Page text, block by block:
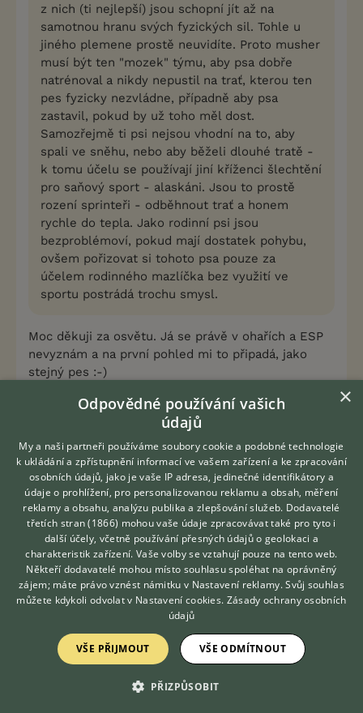
z nich (ti nejlepší) jsou schopní jít až na
samotnou hranu svých fyzických sil. Tohle u
jiného plemene prostě neuvidíte. Proto musher
musí být ten "mozek" týmu, aby psa dobře
natrénoval a nikdy nepustil na trať, kterou ten
pes fyzicky nezvládne, případně aby psa
zastavil, pokud by už toho měl dost.
Samozřejmě ti psi nejsou vhodní na to, aby
spali ve sněhu, nebo aby běželi dlouhé tratě -
k tomu účelu se používají jiní kříženci šlechtění
pro saňový sport - alaskáni. Jsou to prostě
rození sprinteři - odběhnout trať a honem
rychle do tepla. Jako rodinní psi jsou
bezproblémoví, pokud mají dostatek pohybu,
ovšem pořizovat si tohoto psa pouze za
účelem rodinného mazlíčka bez využití ve
sportu postrádá trochu smysl.
Moc děkuji za osvětu. Já se právě v ohařích a ESP
nevyznám a na první pohled mi to připadá, jako
stejný pes :-)
jsou schopní jít až na samotnou hranu svých
fyzických sil. Tohle u jiného plemene prostě
neuvidíte.- tak tohle si myslím mají i jiná plemena,
v různých sportech a tak. Mám doma xAST a jak jde
o peška nebo střapec, tak by radši umřel, než aby
to dobrovolně nechal. Taky to musím korigovat já -
když jsme třeba na zahradě a nechám mu tam
zavěšeného peška tak se od něho nehne. Bude ho
rvát a rvát a skákat a to i kdybychom předtím byli
na celodenním tréninku a pes přijel domů hotovej.
Nebo jste myslela plemena v rámci "tažných"
plemen?
Kvalitní příspěvek
Hledáte zvířecího kamaráda?
Zdarma vám poradí
VETERINÁŘ ONLINE
KONZULTOVAT S
VETERINÁŘEM
×
Odpovědné používání vašich
údajů
My a naši partneři používáme soubory cookie a podobné technologie
k ukládání a zpřístupnění informací ve vašem zařízení a ke zpracování
osobních údajů, jako je vaše IP adresa, jedinečné identifikátory a
údaje o prohlížení, pro personalizovanou reklamu a obsah, měření
reklamy a obsahu, analýzu publika a zlepšování služeb. Dodavatelé
třetích stran (1866) mohou vaše údaje zpracovávat také pro tyto i
další účely, včetně používání přesných údajů o geolokaci a
charakteristik zařízení. Vaše volby se vztahují pouze na tento web.
Někteří dodavatelé mohou místo souhlasu spoléhat na oprávněný
zájem; máte právo vznést námitku v Nastavení reklamy. Svůj souhlas
můžete kdykoli odvolat v Nastavení cookies. Zásady ochrany osobních
údajů
VŠE PŘIJMOUT VŠE ODMÍTNOUT
PŘIZPŮSOBIT